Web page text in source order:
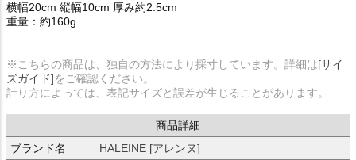
横幅20cm 縦幅10cm 厚み約2.5cm
重量：約160g
※こちらの商品は、独自の方法により採寸しています。詳細は[サイ
ズガイド]をご確認ください。
計り方によっては、表記サイズと誤差が生じることがあります。
商品詳細
ブランド名
HALEINE [アレンヌ]